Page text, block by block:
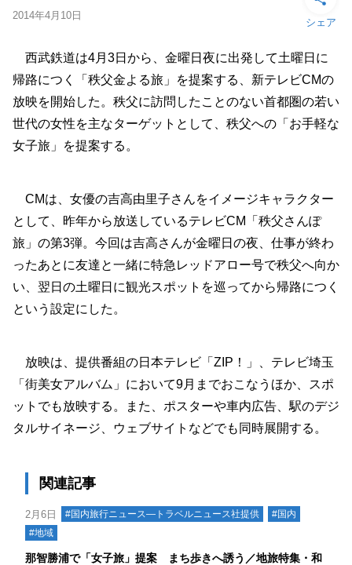
2014年4月10日
シェア
西武鉄道は4月3日から、金曜日夜に出発して土曜日に
帰路につく「秩父金よる旅」を提案する、新テレビCMの
放映を開始した。秩父に訪問したことのない首都圏の若い
世代の女性を主なターゲットとして、秩父への「お手軽な
女子旅」を提案する。
CMは、女優の吉高由里子さんをイメージキャラクター
として、昨年から放送しているテレビCM「秩父さんぽ
旅」の第3弾。今回は吉高さんが金曜日の夜、仕事が終わ
ったあとに友達と一緒に特急レッドアロー号で秩父へ向か
い、翌日の土曜日に観光スポットを巡ってから帰路につく
という設定にした。
放映は、提供番組の日本テレビ「ZIP！」、テレビ埼玉
「街美女アルバム」において9月までおこなうほか、スポ
ットでも放映する。また、ポスターや車内広告、駅のデジ
タルサイネージ、ウェブサイトなどでも同時展開する。
関連記事
2月6日 #国内旅行ニュース―トラベルニュース社提供
#国内
#地域
那智勝浦で「女子旅」提案 まち歩きへ誘う／地旅特集・和